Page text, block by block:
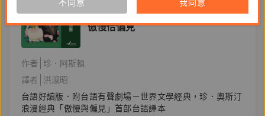
傲慢佮偏見
作者
珍．阿斯頓
譯者
洪淑昭
台語好讀版．附台語有聲劇場－世界文學經典，珍．奧斯汀
浪漫經典「傲慢與偏見」首部台語譯本
不同意 我同意